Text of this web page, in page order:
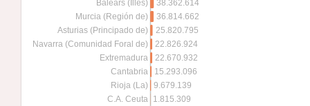
C.A. Ceuta
Rioja (La)
Cantabria
Extremadura
Navarra (Comunidad Foral de)
Asturias (Principado de)
Murcia (Región de)
Balears (Illes)
1.815.309
9.679.139
15.293.096
22.670.932
22.826.924
25.820.795
36.814.662
38.362.614